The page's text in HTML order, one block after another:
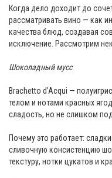
Когда дело доходит до
рассматривать вино — как
качества блюд, создавая
исключение. Рассмотрим
Шоколадный мусс
Brachetto d'Acqui —
телом и нотами красных
сладость, но не слишком
Почему это работает:
сливочную консистенцию
текстуру, нотки цукатов и